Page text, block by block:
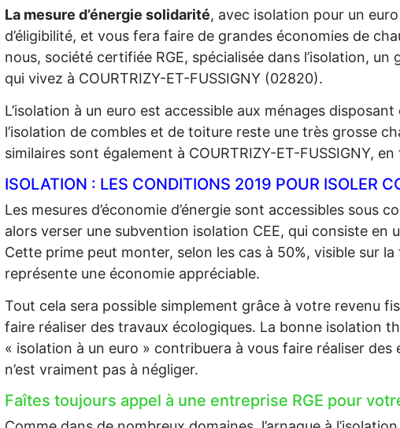
La mesure d’énergie solidarité, avec isolation pour un
d’éligibilité, et vous fera faire de grandes économies de
nous, société certifiée RGE, spécialisée dans l’isolation,
qui vivez à COURTRIZY-ET-FUSSIGNY (02820).
L’isolation à un euro est accessible aux ménages
l’isolation de combles et de toiture reste une très grosse
similaires sont également à COURTRIZY-ET-FUSSIGNY,
ISOLATION : LES CONDITIONS 2019 POUR ISOLER
Les mesures d’économie d’énergie sont accessibles sous
alors verser une subvention isolation CEE, qui consiste en
Cette prime peut monter, selon les cas à 50%, visible sur
représente une économie appréciable.
Tout cela sera possible simplement grâce à votre revenu
faire réaliser des travaux écologiques. La bonne isolation
« isolation à un euro » contribuera à vous faire réaliser des
n’est vraiment pas à négliger.
Faîtes toujours appel à une entreprise RGE pour